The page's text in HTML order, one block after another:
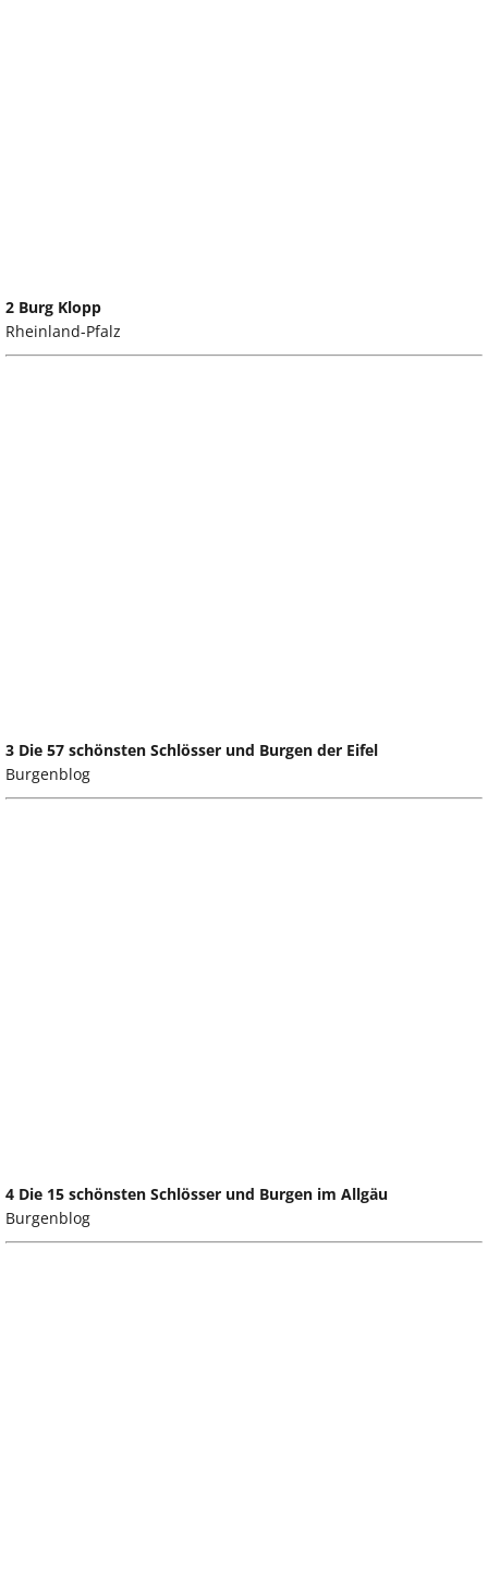
2 Burg Klopp
Rheinland-Pfalz
3 Die 57 schönsten Schlösser und Burgen der Eifel
Burgenblog
4 Die 15 schönsten Schlösser und Burgen im Allgäu
Burgenblog